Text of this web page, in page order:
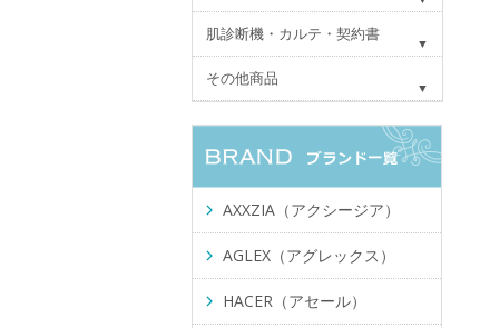
肌診断機・カルテ・契約書
その他商品
AXXZIA（アクシージア）
AGLEX（アグレックス）
HACER（アセール）